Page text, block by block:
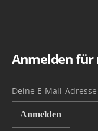
Anmelden für